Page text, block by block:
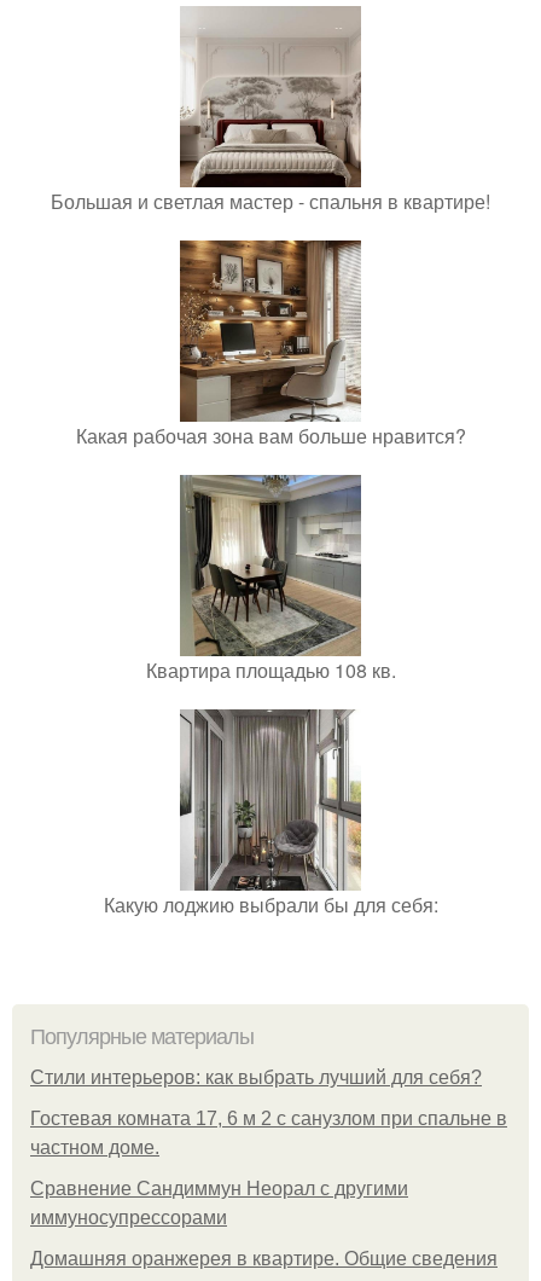
Большая и светлая мастер - спальня в квартире!
Какая рабочая зона вам больше нравится?
Квартира площадью 108 кв.
Какую лоджию выбрали бы для себя:
Популярные материалы
Стили интерьеров: как выбрать лучший для себя?
Гостевая комната 17, 6 м 2 с санузлом при спальне в
частном доме.
Сравнение Сандиммун Неорал с другими
иммуносупрессорами
Домашняя оранжерея в квартире. Общие сведения